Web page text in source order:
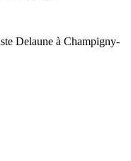
Delaune à Champigny-